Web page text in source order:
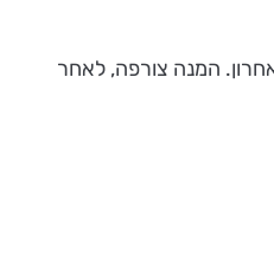
המנה צורפה, לאחר